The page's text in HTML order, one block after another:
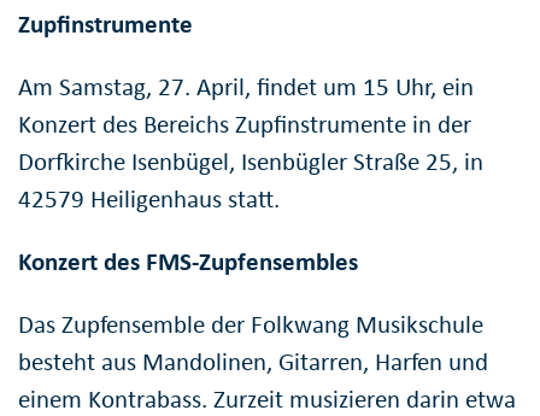
Zupfinstrumente
Am Samstag, 27. April, findet um 15 Uhr, ein
Konzert des Bereichs Zupfinstrumente in der
Dorfkirche Isenbügel, Isenbügler Straße 25, in
42579 Heiligenhaus statt.
Konzert des FMS-Zupfensembles
Das Zupfensemble der Folkwang Musikschule
besteht aus Mandolinen, Gitarren, Harfen und
einem Kontrabass. Zurzeit musizieren darin etwa